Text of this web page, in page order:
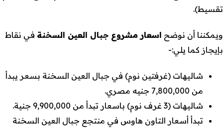
تقسيط).
ويمكننا أن نوضح اسعار مشروع جبال العين السخنة في نقاط
بإيجاز كما يلي:-
شاليهات (غرفتين نوم) في جبال العين السخنة بسعر يبدأ
من 7,800,000 جنيه مصري.
شاليهات (3 غرف نوم) باسعار تبدأ من 9,900,000 جنية.
تبدأ أسعار التاون هاوس في منتجع جبال العين السخنة